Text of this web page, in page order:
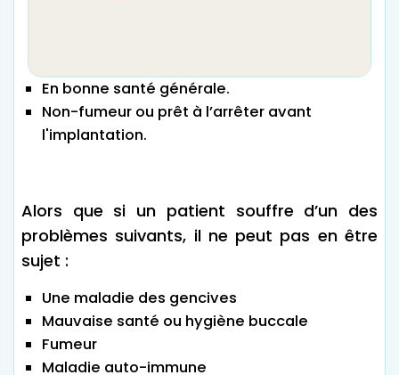
En bonne santé générale.
Non-fumeur ou prêt à l’arrêter avant
l'implantation.
Alors que si un patient souffre d’un des
problèmes suivants, il ne peut pas en être
sujet :
Une maladie des gencives
Mauvaise santé ou hygiène buccale
Fumeur
Maladie auto-immune